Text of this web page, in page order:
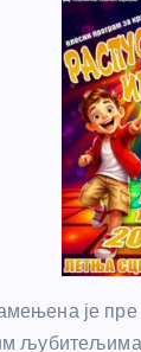
је пре
љубитељима